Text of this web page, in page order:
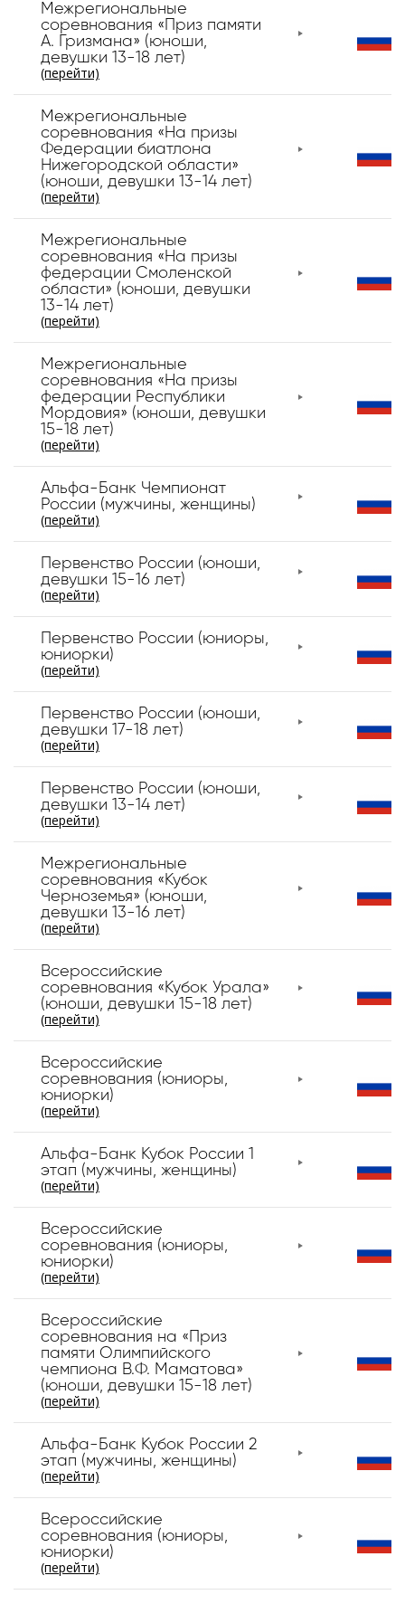
Межрегиональные
соревнования «Приз памяти
А. Гризмана» (юноши,
девушки 13-18 лет)
(перейти)
Межрегиональные
соревнования «На призы
Федерации биатлона
Нижегородской области»
(юноши, девушки 13-14 лет)
(перейти)
Межрегиональные
соревнования «На призы
федерации Смоленской
области» (юноши, девушки
13-14 лет)
(перейти)
Межрегиональные
соревнования «На призы
федерации Республики
Мордовия» (юноши, девушки
15-18 лет)
(перейти)
Альфа-Банк Чемпионат
России (мужчины, женщины)
(перейти)
Первенство России (юноши,
девушки 15-16 лет)
(перейти)
Первенство России (юниоры,
юниорки)
(перейти)
Первенство России (юноши,
девушки 17-18 лет)
(перейти)
Первенство России (юноши,
девушки 13-14 лет)
(перейти)
Межрегиональные
соревнования «Кубок
Черноземья» (юноши,
девушки 13-16 лет)
(перейти)
Всероссийские
соревнования «Кубок Урала»
(юноши, девушки 15-18 лет)
(перейти)
Всероссийские
соревнования (юниоры,
юниорки)
(перейти)
Альфа-Банк Кубок России 1
этап (мужчины, женщины)
(перейти)
Всероссийские
соревнования (юниоры,
юниорки)
(перейти)
Всероссийские
соревнования на «Приз
памяти Олимпийского
чемпиона В.Ф. Маматова»
(юноши, девушки 15-18 лет)
(перейти)
Альфа-Банк Кубок России 2
этап (мужчины, женщины)
(перейти)
Всероссийские
соревнования (юниоры,
юниорки)
(перейти)